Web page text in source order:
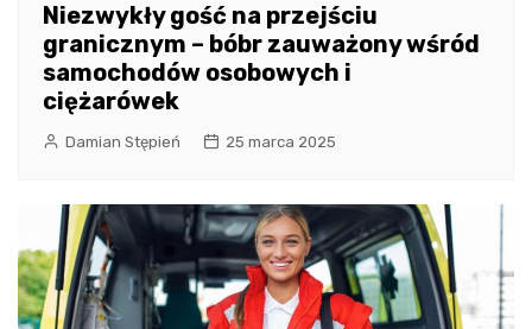
Niezwykły gość na przejściu
granicznym – bóbr zauważony wśród
samochodów osobowych i
ciężarówek
Damian Stępień 25 marca 2025